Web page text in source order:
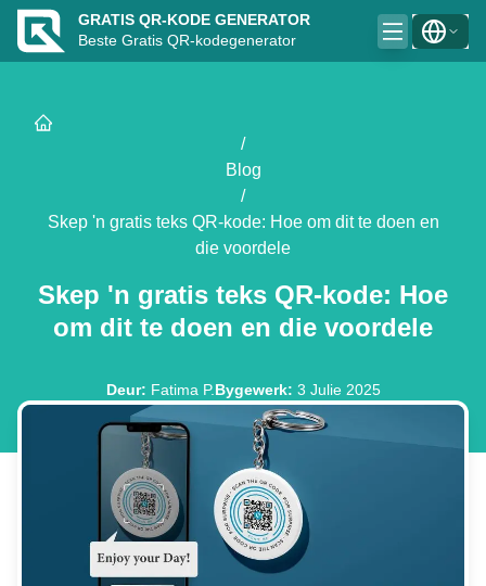
GRATIS QR-KODE GENERATOR
Beste Gratis QR-kodegenerator
/
Blog
/
Skep 'n gratis teks QR-kode: Hoe om dit te doen en
die voordele
Skep 'n gratis teks QR-kode: Hoe
om dit te doen en die voordele
Deur: Fatima P.Bygewerk: 3 Julie 2025